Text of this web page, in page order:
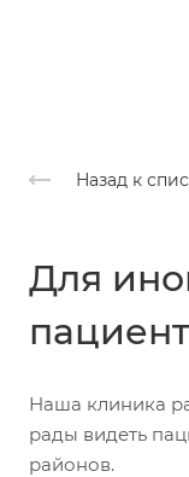
Назад к
Для
Наша клиника
рады видеть
районов.